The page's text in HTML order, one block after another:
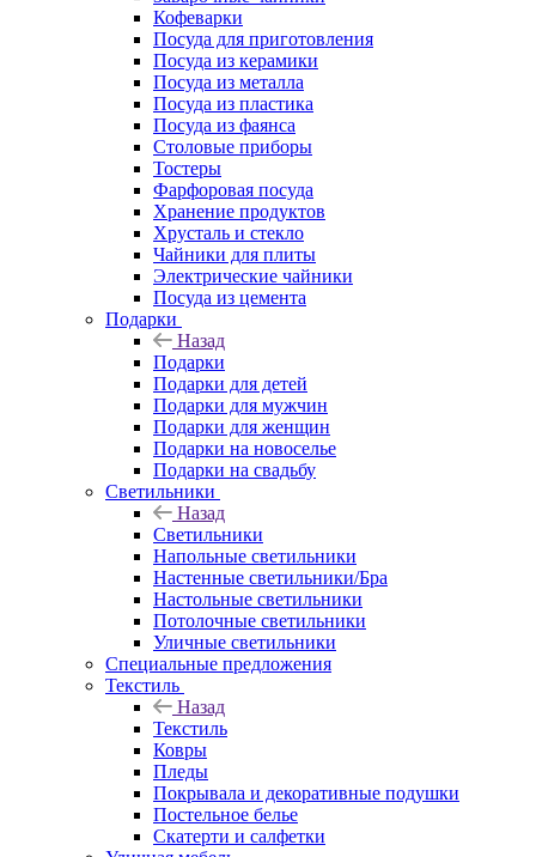
Кофеварки
Посуда для приготовления
Посуда из керамики
Посуда из металла
Посуда из пластика
Посуда из фаянса
Столовые приборы
Тостеры
Фарфоровая посуда
Хранение продуктов
Хрусталь и стекло
Чайники для плиты
Электрические чайники
Посуда из цемента
Подарки
Назад
Подарки
Подарки для детей
Подарки для мужчин
Подарки для женщин
Подарки на новоселье
Подарки на свадьбу
Светильники
Назад
Светильники
Напольные светильники
Настенные светильники/Бра
Настольные светильники
Потолочные светильники
Уличные светильники
Специальные предложения
Текстиль
Назад
Текстиль
Ковры
Пледы
Покрывала и декоративные подушки
Постельное белье
Скатерти и салфетки